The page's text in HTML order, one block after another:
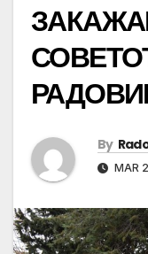
By
MAR